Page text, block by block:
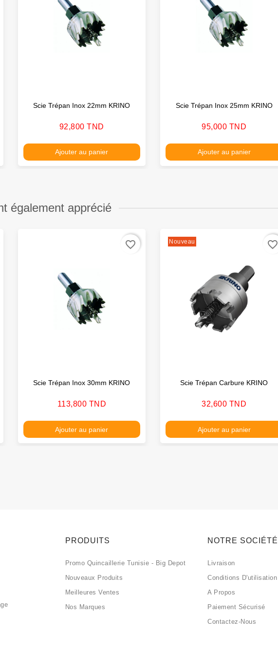
Scie Trépan Inox 22mm KRINO
Prix
92,800 TND
Ajouter au panier
Scie Trépan Inox 25mm KRINO
Prix
95,000 TND
Ajouter au panier
également apprécié
Scie Trépan Inox 30mm KRINO
Prix
113,800 TND
Ajouter au panier
favorite_border Nouveau
Scie Trépan Carbure KRINO
Prix
32,600 TND
Ajouter au panier
favorite_border
PRODUITS
Promo Quincaillerie Tunisie - Big Depot
Nouveaux Produits
Meilleures Ventes
Nos Marques
NOTRE SOCIÉTÉ
Livraison
Conditions D'utilisation
A Propos
Paiement Sécurisé
Contactez-Nous